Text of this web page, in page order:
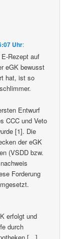
Uhr:
Rezept auf
eGK bewusst
hat, ist so
Entwurf
CCC und Veto
[1]. Die
der eGK
(VSDD bzw.
Forderung
erfolgt und
durch